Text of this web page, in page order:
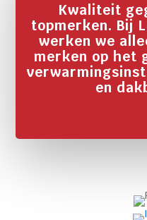
Kwaliteit
topmerken. Bij
werken we
merken op het
en